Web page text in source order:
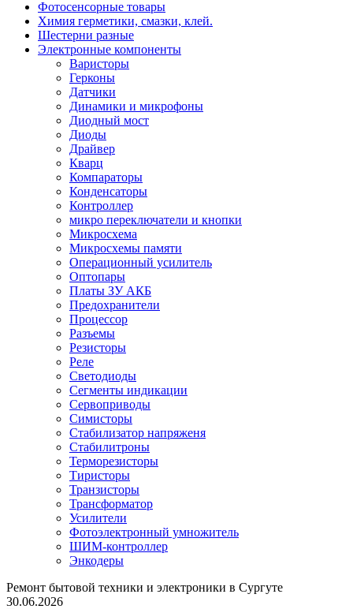
Фотосенсорные товары
Химия герметики, смазки, клей.
Шестерни разные
Электронные компоненты
Варисторы
Герконы
Датчики
Динамики и микрофоны
Диодный мост
Диоды
Драйвер
Кварц
Компараторы
Конденсаторы
Контроллер
микро переключатели и кнопки
Микросхема
Микросхемы памяти
Операционный усилитель
Оптопары
Платы ЗУ АКБ
Предохранители
Процессор
Разъемы
Резисторы
Реле
Светодиоды
Сегменты индикации
Сервоприводы
Симисторы
Стабилизатор напряженя
Стабилитроны
Терморезисторы
Тиристоры
Транзисторы
Трансформатор
Усилители
Фотоэлектронный умножитель
ШИМ-контроллер
Энкодеры
Ремонт бытовой техники и электроники в Сургуте
30.06.2026